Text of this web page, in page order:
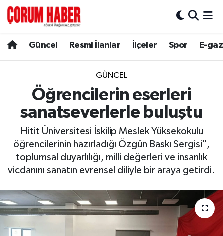
Güncel Resmi İlanlar İlçeler Spor E-
GÜNCEL
Öğrencilerin eserleri
sanatseverlerle buluştu
Hitit Üniversitesi İskilip Meslek Yüksekokulu
öğrencilerinin hazırladığı Özgün Baskı Sergisi",
toplumsal duyarlılığı, milli değerleri ve insanlık
vicdanını sanatın evrensel diliyle bir araya getirdi.
Spor
Resmi İlanlar
Alaca
Bayat
Boğazkale
Dodurga
İskilip
Hava Durumu
Çorum Namaz Vakitleri
Trafik Durumu
Süper Lig Puan Durumu ve Fikstür
Tüm Manşetler
Son Dakika Haberleri
Haber Arşivi